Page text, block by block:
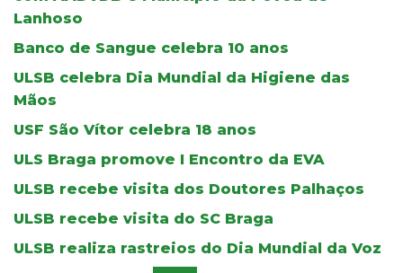
Lanhoso
Banco de Sangue celebra 10 anos
ULSB celebra Dia Mundial da Higiene das
Mãos
USF São Vítor celebra 18 anos
ULS Braga promove I Encontro da EVA
ULSB recebe visita dos Doutores Palhaços
ULSB recebe visita do SC Braga
ULSB realiza rastreios do Dia Mundial da Voz